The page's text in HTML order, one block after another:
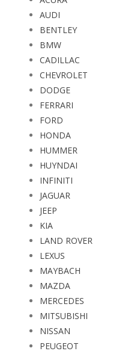
AUDI
BENTLEY
BMW
CADILLAC
CHEVROLET
DODGE
FERRARI
FORD
HONDA
HUMMER
HUYNDAI
INFINITI
JAGUAR
JEEP
KIA
LAND ROVER
LEXUS
MAYBACH
MAZDA
MERCEDES
MITSUBISHI
NISSAN
PEUGEOT